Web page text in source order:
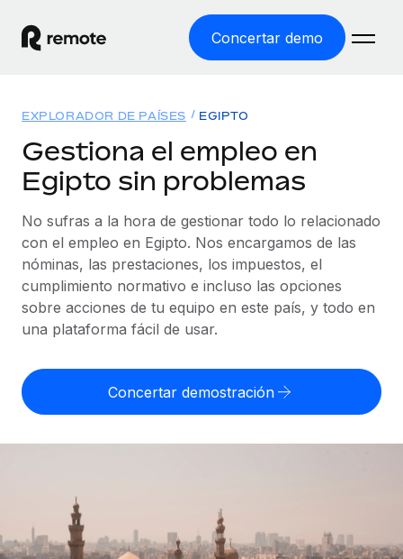
Concertar demo
EMPLEO GLOBAL
Nómina global
Gestiona las nóminas de forma sencilla y conforme a la
legalidad.
Employer of Record
Expándete en todo el mundo sin gastar en entidades.
cumpliendo la normativa.
Externaliza tareas laborales complejas.
Soluciones
COBERTURA MUNDIAL
Explorador de países
Consulta el soporte del empleo global según el país.
Explorador estatal de EE. UU.
Simplifica la contratación en todos los estados de EE.
Comparador de Remote
Compáranos con otras empresas.
Startups
Soluciones ágiles de RR. HH. globales y nóminas para
empresas en crecimiento.
Recursos
HERRAMIENTAS Y CALCULADORAS
Calculadora del riesgo de clasificación errónea
Consulta el riesgo de clasificación errónea por país.
cualquier país.
APRENDIZAJE CON REMOTE
Precios
English
Nederlands
Deutsch
EXPLORADOR DE PAÍSES EGIPTO
Gestiona el empleo en
Egipto sin problemas
No sufras a la hora de gestionar todo lo relacionado
con el empleo en Egipto. Nos encargamos de las
nóminas, las prestaciones, los impuestos, el
cumplimiento normativo e incluso las opciones
sobre acciones de tu equipo en este país, y todo en
una plataforma fácil de usar.
Concertar demostración